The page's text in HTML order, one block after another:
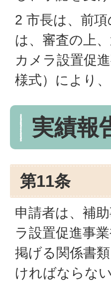
2 市長は、前
は、審査の上
カメラ設置促
様式）により
実績報
第11条
申請者は、補
ラ設置促進事
掲げる関係書
ければならない